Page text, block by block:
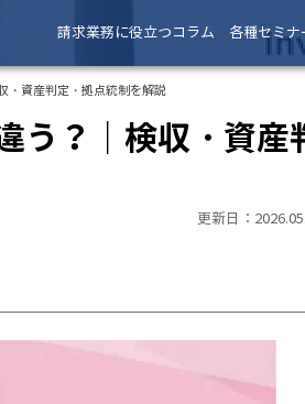
請求業務に役立つコラム 各種セミナ
・資産判定・拠点統制を解説
う？｜検収・資産
更新日：